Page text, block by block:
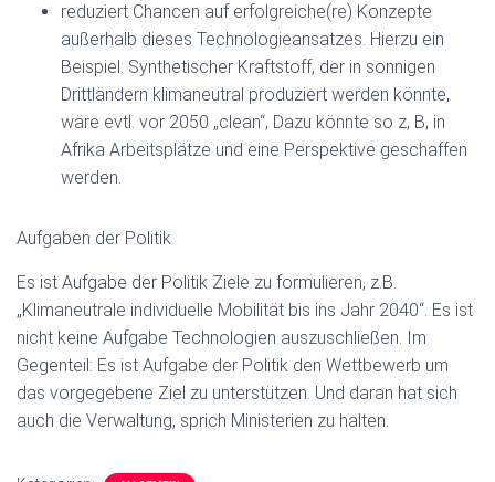
reduziert Chancen auf erfolgreiche(re) Konzepte
außerhalb dieses Technologieansatzes. Hierzu ein
Beispiel: Synthetischer Kraftstoff, der in sonnigen
Drittländern klimaneutral produziert werden könnte,
wäre evtl. vor 2050 „clean“, Dazu könnte so z, B, in
Afrika Arbeitsplätze und eine Perspektive geschaffen
werden.
Aufgaben der Politik
Es ist Aufgabe der Politik Ziele zu formulieren, z.B.
„Klimaneutrale individuelle Mobilität bis ins Jahr 2040“. Es ist
nicht keine Aufgabe Technologien auszuschließen. Im
Gegenteil: Es ist Aufgabe der Politik den Wettbewerb um
das vorgegebene Ziel zu unterstützen. Und daran hat sich
auch die Verwaltung, sprich Ministerien zu halten.